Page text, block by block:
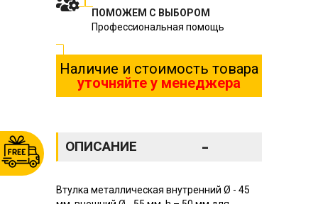
ПОМОЖЕМ С ВЫБОРОМ
Профессиональная помощь
Наличие и стоимость товара
уточняйте у менеджера
ОПИСАНИЕ -
Втулка металлическая внутренний Ø - 45